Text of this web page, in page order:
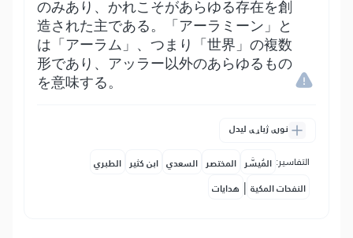
のみあり、かれこそがあらゆる存在を創
造された主である。「アーラミーン」と
は「アーラム」、つまり「世界」の複数
形であり、アッラー以外のあらゆるもの
を意味する。
نورې ژباړې لیدل
التفاسير: المُيسَّر المختصر السعدي ابن كثير الطبري
النفحات المكية | هدايات